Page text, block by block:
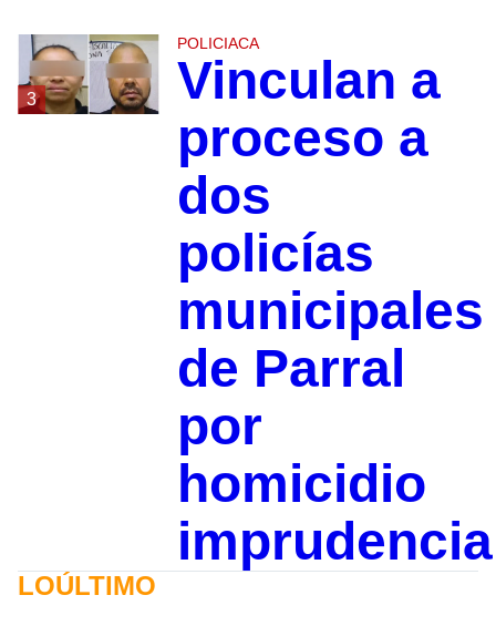
3
POLICIACA
Vinculan a
proceso a
dos
policías
municipales
de Parral
por
homicidio
LOÚLTIMO